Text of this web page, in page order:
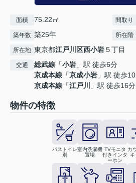
面積 75.22㎡ 間取り
築年数 築25年 所在階
所在地 東京都江戸川区西小岩５丁目
交通 総武線 「小岩 」駅 徒歩6分
京成本線 「京成小岩 」駅 徒歩
京成本線 「江戸川 」駅 徒歩16分
物件の特徴
バストイレ
別
室内洗濯機
置場
TVモニタ
付きインタ
ーホン
カ
キ